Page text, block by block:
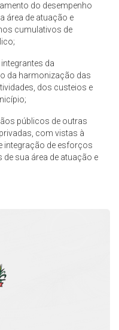
do desempenho
área de atuação e
cumulativos de
da
da harmonização das
dos custeios e
públicos de outras
com vistas à
integração de esforços
sua área de atuação e